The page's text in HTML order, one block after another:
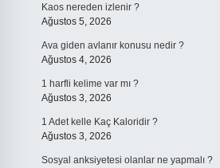
Kaos nereden izlenir ?
Ağustos 5, 2026
Ava giden avlanır konusu nedir ?
Ağustos 4, 2026
1 harfli kelime var mı ?
Ağustos 3, 2026
1 Adet kelle Kaç Kaloridir ?
Ağustos 3, 2026
Sosyal anksiyetesi olanlar ne yapmalı ?